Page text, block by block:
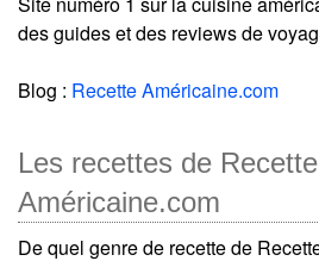
des guides et des reviews de
Blog : Recette Américaine.com
Les recettes de Recette
Américaine.com
De quel genre de recette de